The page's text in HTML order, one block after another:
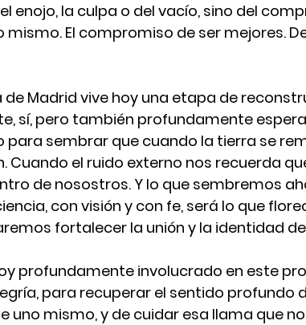
enojo, la culpa o del vacío, sino del
mismo. El compromiso de ser mejores.
de Madrid vive hoy una etapa de
sí, pero también profundamente
sembrar que cuando la tierra se
Cuando el ruido externo nos recuerda
de nosostros. Y lo que sembremos
con visión y con fe, será lo que
fortalecer la unión y la identidad
profundamente involucrado en este
para recuperar el sentido profundo
uno mismo, y de cuidar esa llama que